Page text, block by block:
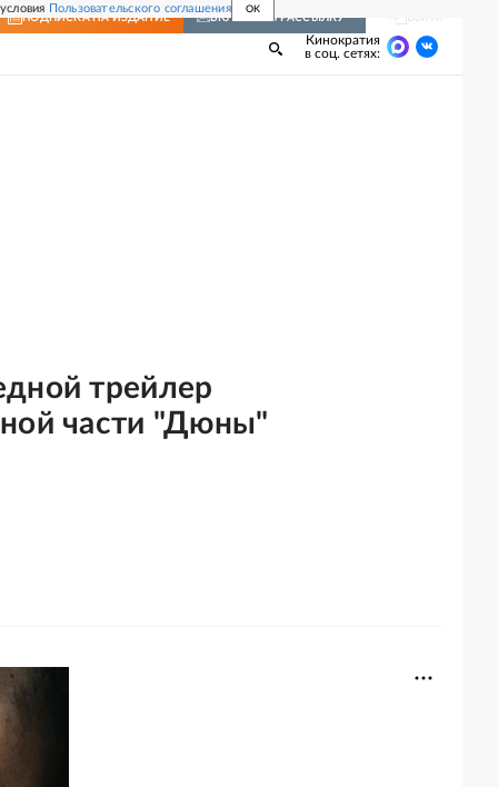
Пользовательского соглашения OK
ПОДПИСКА НА ИЗДАНИЕ ВКЛЮЧИТЬ РАССЫЛКУ
Кинократия
в соц. сетях:
трейлер
части "Дюны"